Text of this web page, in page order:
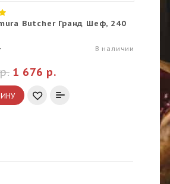
Butcher Гранд Шеф, 240
В наличии
1 676 р. 2
В